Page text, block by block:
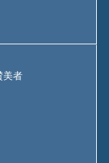
美者